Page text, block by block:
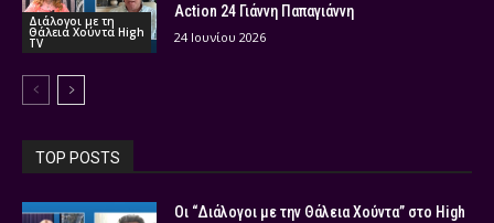
Διάλογοι με τη
Θάλεια Χούντα High
TV
Action 24 Γιάννη Παπαγιάννη
24 Ιουνίου 2026
TOP POSTS
Οι “Διάλογοι με την Θάλεια Χούντα” στο High